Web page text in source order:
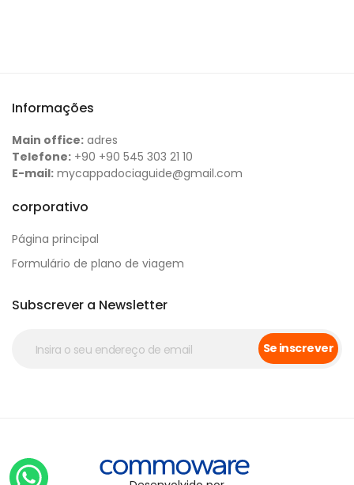
Informações
Main office: adres
Telefone: +90 +90 545 303 21 10
E-mail: mycappadociaguide@gmail.com
corporativo
Página principal
Formulário de plano de viagem
Subscrever a Newsletter
Se inscrever